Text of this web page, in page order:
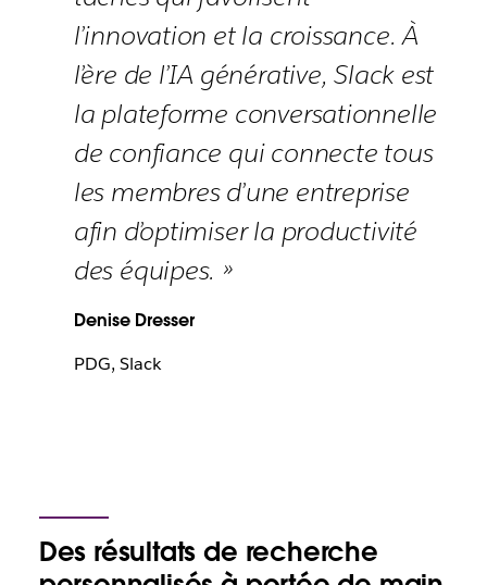
l’innovation et la croissance. À
l’ère de l’IA générative, Slack est
la plateforme conversationnelle
de confiance qui connecte tous
les membres d’une entreprise
afin d’optimiser la productivité
des équipes. »
Denise Dresser
PDG, Slack
Des résultats de recherche